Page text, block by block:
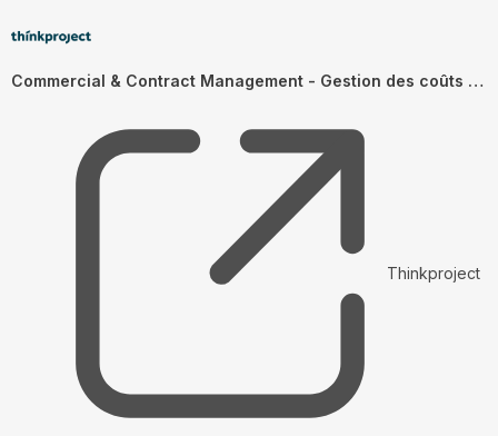
Commercial & Contract Management - Gestion des coûts (FR)
Thinkproject